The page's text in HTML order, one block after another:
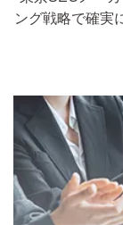
ング戦略で確実